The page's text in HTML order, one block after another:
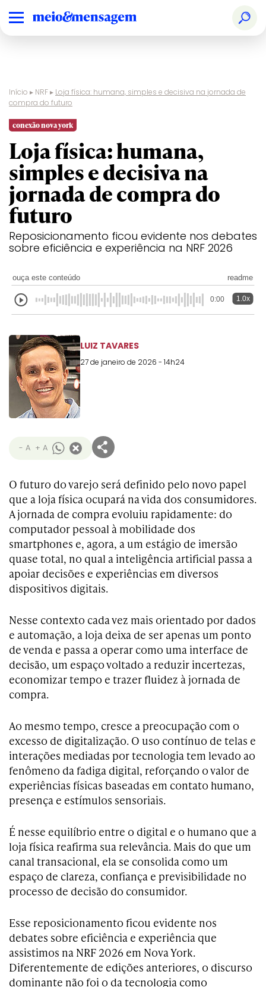
Início ▸ NRF▸ Loja física: humana, simples e decisiva na jornada de
compra do futuro
conexão nova york
Loja física: humana,
simples e decisiva na
jornada de compra do
futuro
Reposicionamento ficou evidente nos debates
sobre eficiência e experiência na NRF 2026
ouça este conteúdo readme
0:00 1.0x
LUIZ TAVARES
27 de janeiro de 2026 - 14h24
- A + A
O futuro do varejo será definido pelo novo papel
que a loja física ocupará na vida dos consumidores.
A jornada de compra evoluiu rapidamente: do
computador pessoal à mobilidade dos
smartphones e, agora, a um estágio de imersão
quase total, no qual a inteligência artificial passa a
apoiar decisões e experiências em diversos
dispositivos digitais.
Nesse contexto cada vez mais orientado por dados
e automação, a loja deixa de ser apenas um ponto
de venda e passa a operar como uma interface de
decisão, um espaço voltado a reduzir incertezas,
economizar tempo e trazer fluidez à jornada de
compra.
Ao mesmo tempo, cresce a preocupação com o
excesso de digitalização. O uso contínuo de telas e
interações mediadas por tecnologia tem levado ao
fenômeno da fadiga digital, reforçando o valor de
experiências físicas baseadas em contato humano,
presença e estímulos sensoriais.
É nesse equilíbrio entre o digital e o humano que a
loja física reafirma sua relevância. Mais do que um
canal transacional, ela se consolida como um
espaço de clareza, confiança e previsibilidade no
processo de decisão do consumidor.
Esse reposicionamento ficou evidente nos
debates sobre eficiência e experiência que
assistimos na NRF 2026 em Nova York.
Diferentemente de edições anteriores, o discurso
dominante não foi o da tecnologia como